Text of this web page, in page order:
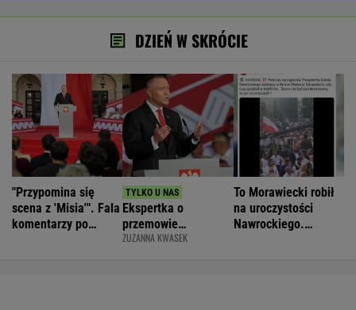
DZIEŃ W SKRÓCIE
"Przypomina się
scena z 'Misia'". Fala
komentarzy po
Ekspertka o
przemowie
Nawrockiego.
ZUZANNA KWASEK
To Morawiecki robił
na uroczystości
Nawrockiego.